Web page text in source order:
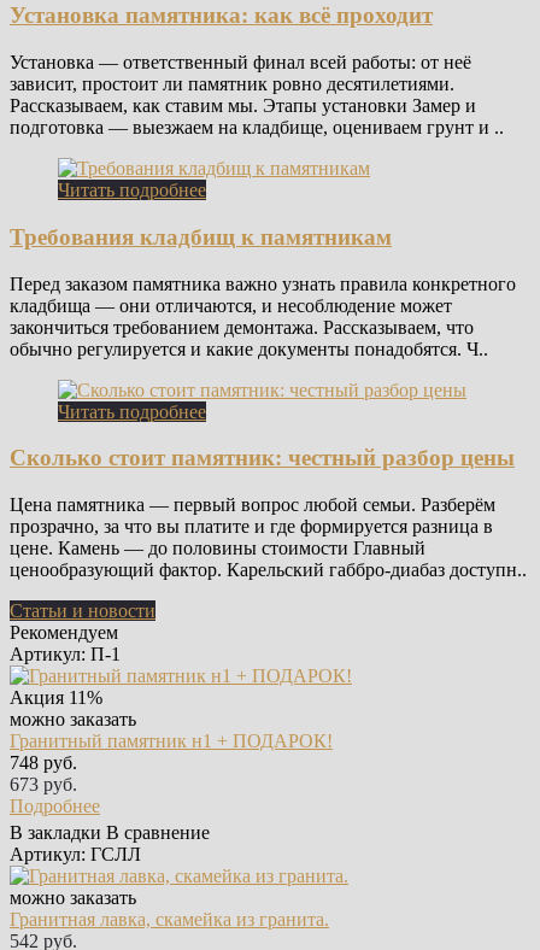
Установка памятника: как всё проходит
Установка — ответственный финал всей работы: от неё
зависит, простоит ли памятник ровно десятилетиями.
Рассказываем, как ставим мы. Этапы установки Замер и
подготовка — выезжаем на кладбище, оцениваем грунт и ..
Читать подробнее
Требования кладбищ к памятникам
Перед заказом памятника важно узнать правила конкретного
кладбища — они отличаются, и несоблюдение может
закончиться требованием демонтажа. Рассказываем, что
обычно регулируется и какие документы понадобятся. Ч..
Читать подробнее
Сколько стоит памятник: честный разбор цены
Цена памятника — первый вопрос любой семьи. Разберём
прозрачно, за что вы платите и где формируется разница в
цене. Камень — до половины стоимости Главный
ценообразующий фактор. Карельский габбро-диабаз доступн..
Статьи и новости
Рекомендуем
Артикул: П-1
Акция 11%
можно заказать
Гранитный памятник н1 + ПОДАРОК!
748 руб.
673 руб.
Подробнее
В закладки В сравнение
Артикул: ГСЛЛ
можно заказать
Гранитная лавка, скамейка из гранита.
542 руб.